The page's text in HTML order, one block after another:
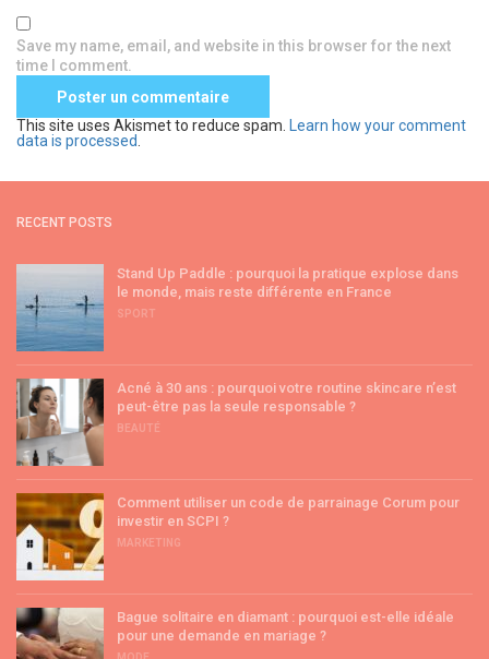
Save my name, email, and website in this browser for the next
time I comment.
This site uses Akismet to reduce spam.
Learn how your comment
data is processed
RECENT POSTS
Stand Up Paddle : pourquoi la pratique explose dans
le monde, mais reste différente en France
SPORT
Acné à 30 ans : pourquoi votre routine skincare n’est
peut-être pas la seule responsable ?
BEAUTÉ
Comment utiliser un code de parrainage Corum pour
investir en SCPI ?
MARKETING
Bague solitaire en diamant : pourquoi est-elle idéale
pour une demande en mariage ?